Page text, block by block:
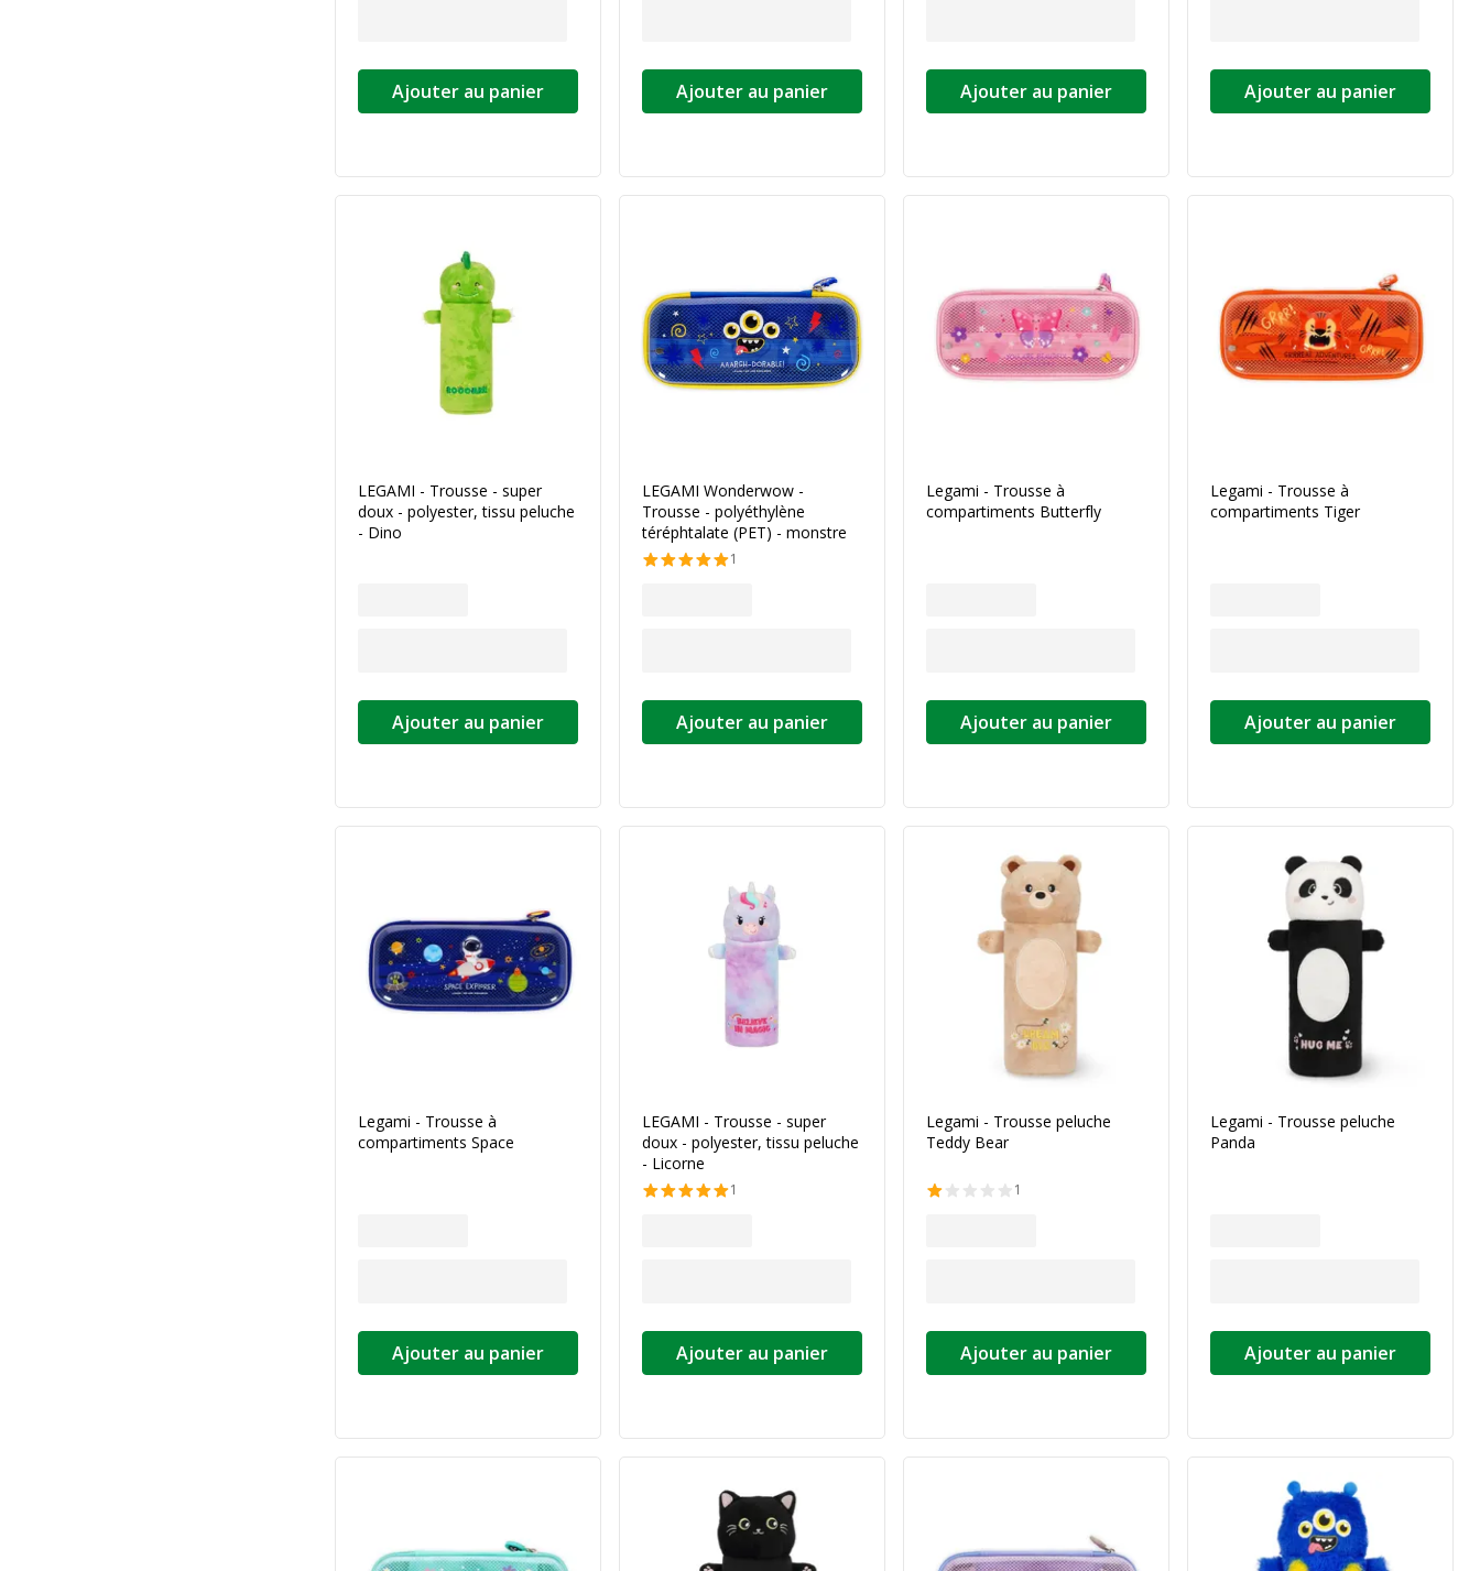
Ajouter au panier Ajouter au panier Ajouter au panier Ajouter au panier
LEGAMI - Trousse - super
doux - polyester, tissu peluche
- Dino
Ajouter au panier
LEGAMI Wonderwow -
Trousse - polyéthylène
téréphtalate (PET) - monstre
1
Ajouter au panier
Legami - Trousse à
compartiments Butterfly
Ajouter au panier
Legami - Trousse à
compartiments Tiger
Ajouter au panier
Legami - Trousse à
compartiments Space
Ajouter au panier
LEGAMI - Trousse - super
doux - polyester, tissu peluche
- Licorne
1
Ajouter au panier
Legami - Trousse peluche
Teddy Bear
1
Ajouter au panier
Legami - Trousse peluche
Panda
Ajouter au panier